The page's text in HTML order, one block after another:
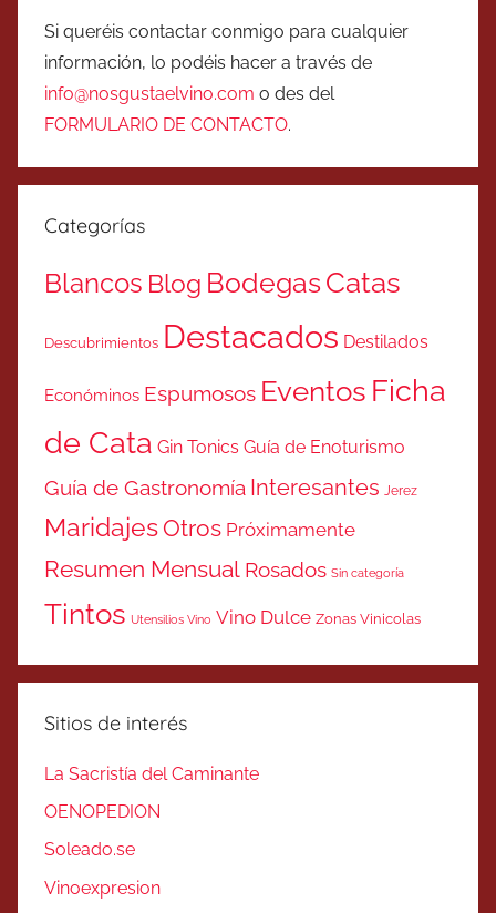
Si queréis contactar conmigo para cualquier
información, lo podéis hacer a través de
info@nosgustaelvino.com o des del
FORMULARIO DE CONTACTO.
Categorías
Blancos Blog BodegasCatas
Descubrimientos Destacados Destilados
Económinos Espumosos Eventos Ficha
de Cata Gin Tonics Guía de Enoturismo
Guía de Gastronomía Interesantes Jerez
MaridajesOtros Próximamente
Resumen Mensual Rosados Sin categoría
Tintos Utensilios Vino Vino Dulce Zonas Vinicolas
Sitios de interés
La Sacristía del Caminante
OENOPEDION
Soleado.se
Vinoexpresion